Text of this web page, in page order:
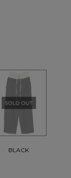
BLACK